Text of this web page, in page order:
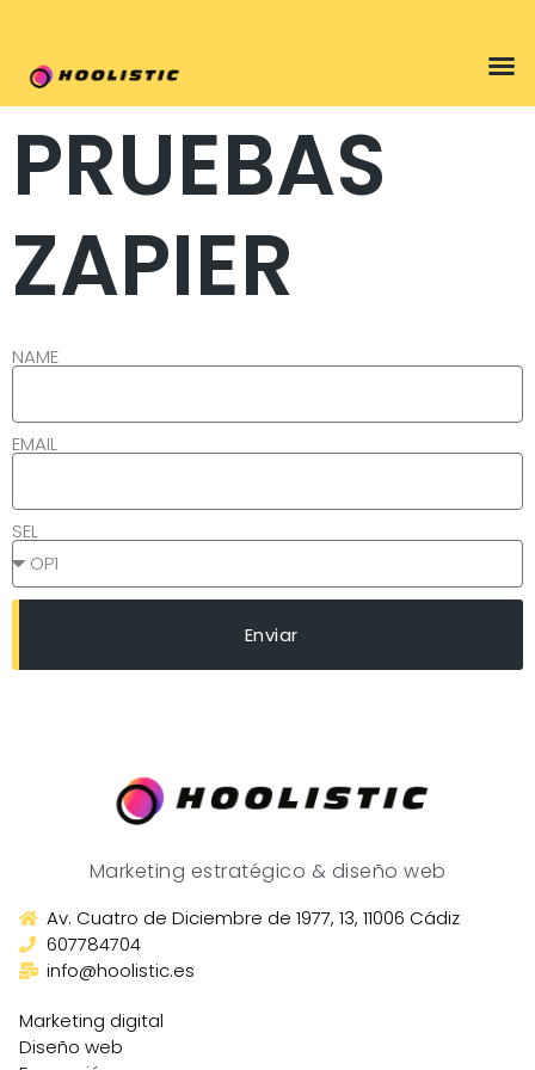
PRUEBAS
ZAPIER
NAME
EMAIL
SEL
Enviar
Marketing estratégico & diseño web
Av. Cuatro de Diciembre de 1977, 13, 11006 Cádiz
607784704
info@hoolistic.es
Marketing digital
Diseño web